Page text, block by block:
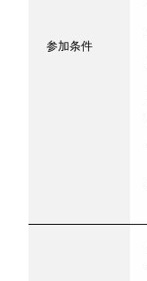
参加条件